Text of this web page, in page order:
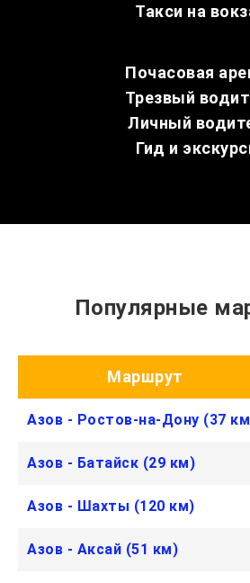
Такси на
Почасовая
Трезвый
Личный
Гид и
Популярные
Маршрут
Азов - Ростов-на-Дону (37
Азов - Батайск (29 км)
Азов - Шахты (120 км)
Азов - Аксай (51 км)